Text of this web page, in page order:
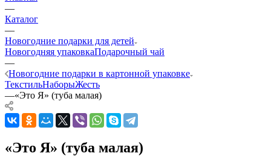
—
Каталог
—
Новогодние подарки для детей
Новогодняя упаковкаПодарочный чай
—
Новогодние подарки в картонной упаковке
ТекстильНаборыЖесть
—«Это Я» (туба малая)
«Это Я» (туба малая)